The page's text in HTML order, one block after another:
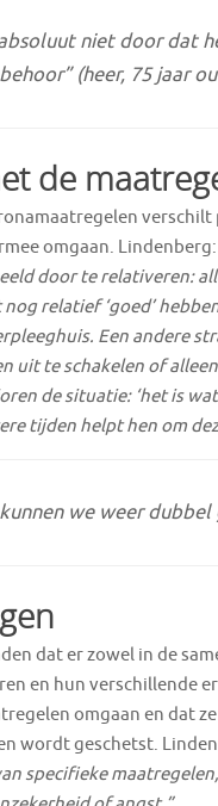
niet door dat
(heer, 75 jaar
de
omgaan. Lindenberg:
door te relativeren:
relatief ‘goed’
Een andere
uit te schakelen of
de situatie: ‘het is
tijden helpt hen om
we weer
dat er zowel in de
en hun verschillende
omgaan en dat
wordt geschetst.
specifieke